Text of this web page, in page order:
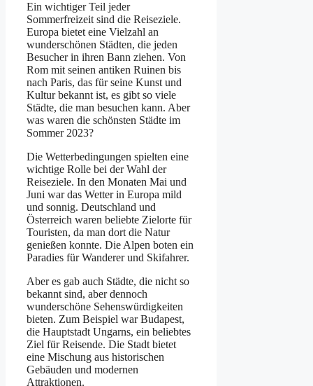
Ein wichtiger Teil jeder
Sommerfreizeit sind die Reiseziele.
Europa bietet eine Vielzahl an
wunderschönen Städten, die jeden
Besucher in ihren Bann ziehen. Von
Rom mit seinen antiken Ruinen bis
nach Paris, das für seine Kunst und
Kultur bekannt ist, es gibt so viele
Städte, die man besuchen kann. Aber
was waren die schönsten Städte im
Sommer 2023?
Die Wetterbedingungen spielten eine
wichtige Rolle bei der Wahl der
Reiseziele. In den Monaten Mai und
Juni war das Wetter in Europa mild
und sonnig. Deutschland und
Österreich waren beliebte Zielorte für
Touristen, da man dort die Natur
genießen konnte. Die Alpen boten ein
Paradies für Wanderer und Skifahrer.
Aber es gab auch Städte, die nicht so
bekannt sind, aber dennoch
wunderschöne Sehenswürdigkeiten
bieten. Zum Beispiel war Budapest,
die Hauptstadt Ungarns, ein beliebtes
Ziel für Reisende. Die Stadt bietet
eine Mischung aus historischen
Gebäuden und modernen
Attraktionen.